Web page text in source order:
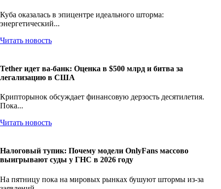
Куба оказалась в эпицентре идеального шторма:
энергетический...
Читать новость
Tether идет ва-банк: Оценка в $500 млрд и битва за
легализацию в США
Крипторынок обсуждает финансовую дерзость десятилетия.
Пока...
Читать новость
Налоговый тупик: Почему модели OnlyFans массово
выигрывают суды у ГНС в 2026 году
На пятницу пока на мировых рынках бушуют штормы из-за